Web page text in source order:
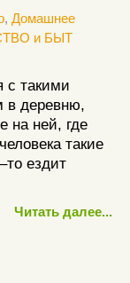
, Домашнее
и БЫТ
с такими
в деревню,
на ней, где
такие
ездит
Читать далее...